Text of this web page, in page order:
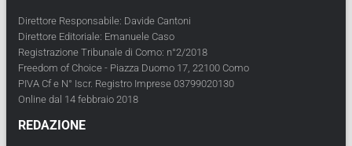
Direttore Responsabile: Davide Cantoni
Direttore Editoriale: Emanuele Caso
Registrazione Tribunale di Como: n°2/2018
Freedom of Choice - Piazza Duomo 17, 22100 Como
PIVA Cf e N° Iscr. Registro Imprese 03799020130
Online dal 14 febbraio 2018
REDAZIONE